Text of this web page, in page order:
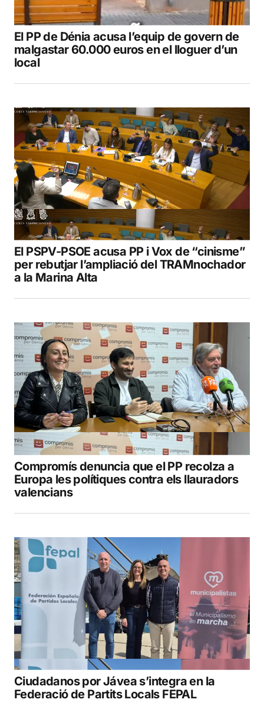
El PP de Dénia acusa l’equip de govern de
malgastar 60.000 euros en el lloguer d’un
local
El PSPV-PSOE acusa PP i Vox de “cinisme”
per rebutjar l’ampliació del TRAMnochador
a la Marina Alta
Compromís denuncia que el PP recolza a
Europa les polítiques contra els llauradors
valencians
Ciudadanos por Jávea s’integra en la
Federació de Partits Locals FEPAL